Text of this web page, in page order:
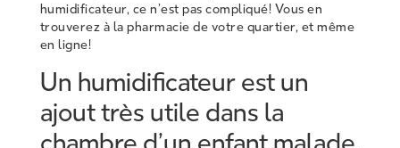
humidificateur, ce n’est pas compliqué! Vous en
trouverez à la pharmacie de votre quartier, et même
en ligne!
Un humidificateur est un
ajout très utile dans la